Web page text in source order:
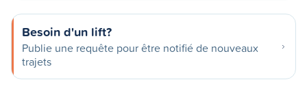
Besoin d'un lift?
Publie une requête pour être notifié de nouveaux
trajets